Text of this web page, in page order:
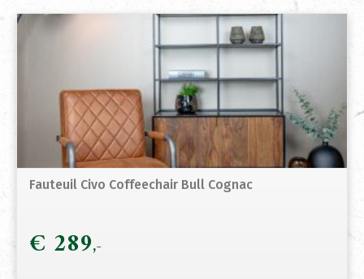
Fauteuil Civo Coffeechair Bull Cognac
€ 289